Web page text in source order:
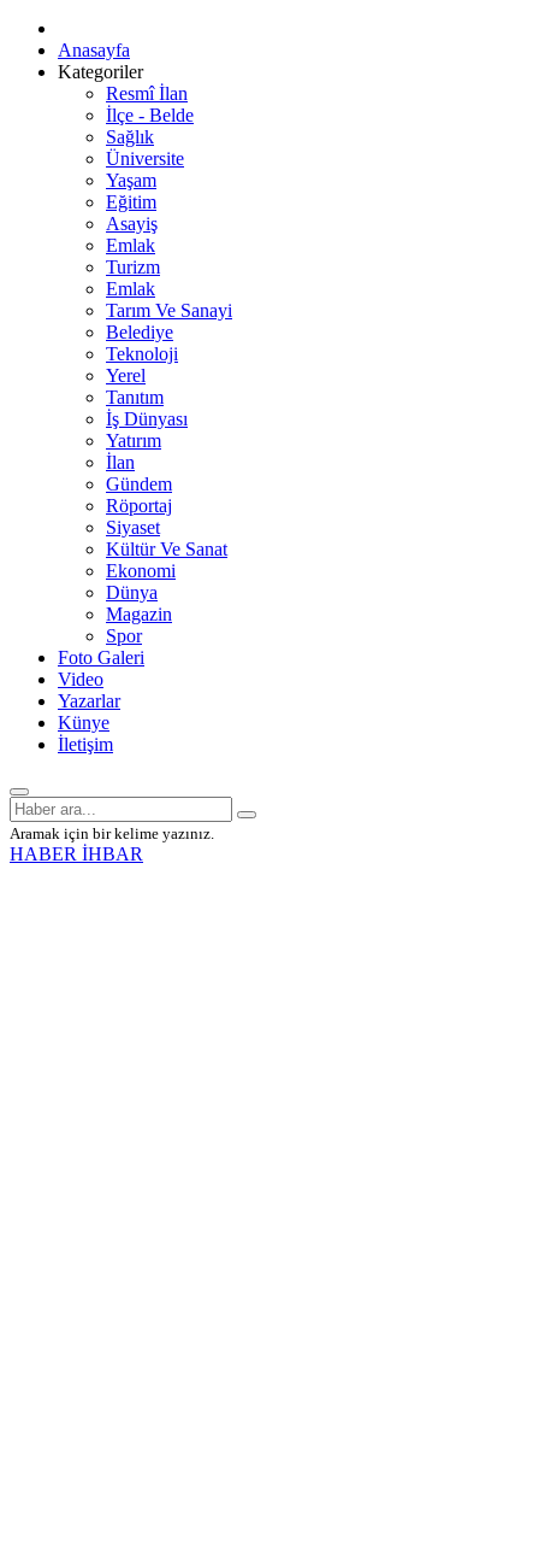
Anasayfa
Kategoriler
Resmî İlan
İlçe - Belde
Sağlık
Üniversite
Yaşam
Eğitim
Asayiş
Emlak
Turizm
Emlak
Tarım Ve Sanayi
Belediye
Teknoloji
Yerel
Tanıtım
İş Dünyası
Yatırım
İlan
Gündem
Röportaj
Siyaset
Kültür Ve Sanat
Ekonomi
Dünya
Magazin
Spor
Foto Galeri
Video
Yazarlar
Künye
İletişim
Aramak için bir kelime yazınız.
HABER İHBAR